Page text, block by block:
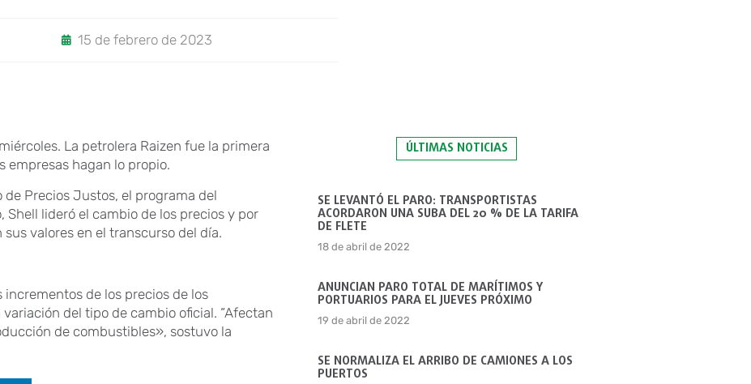
15 de febrero de 2023
La petrolera Raizen fue la primera
empresas hagan lo propio.
Precios Justos, el programa del
lideró el cambio de los precios y por
valores en el transcurso del día.
de los precios de los
del tipo de cambio oficial. “Afectan
de combustibles», sostuvo la
ÚLTIMAS NOTICIAS
SE LEVANTÓ EL PARO: TRANSPORTISTAS
ACORDARON UNA SUBA DEL 20 % DE LA TARIFA
DE FLETE
18 de abril de 2022
ANUNCIAN PARO TOTAL DE MARÍTIMOS Y
PORTUARIOS PARA EL JUEVES PRÓXIMO
19 de abril de 2022
SE NORMALIZA EL ARRIBO DE CAMIONES A LOS
PUERTOS